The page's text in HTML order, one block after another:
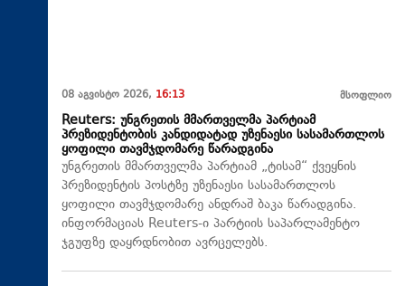
08 აგვისტო 2026, 16:13 მსოფლიო
Reuters: უნგრეთის მმართველმა პარტიამ
პრეზიდენტობის კანდიდატად უზენაესი სასამართლოს
ყოფილი თავმჯდომარე წარადგინა
უნგრეთის მმართველმა პარტიამ „ტისამ“ ქვეყნის
პრეზიდენტის პოსტზე უზენაესი სასამართლოს
ყოფილი თავმჯდომარე ანდრაშ ბაკა წარადგინა.
ინფორმაციას Reuters-ი პარტიის საპარლამენტო
ჯგუფზე დაყრდნობით ავრცელებს.